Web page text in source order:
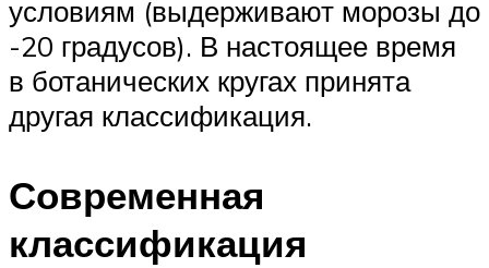
условиям (выдерживают морозы до
-20 градусов). В настоящее время
в ботанических кругах принята
другая классификация.
Современная
классификация